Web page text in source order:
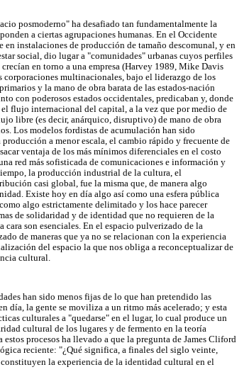
posmoderno" ha desafiado tan fundamentalmente la
a ciertas agrupaciones humanas. En el Occidente
instalaciones de producción de tamaño descomunal, y en
social, dio lugar a "comunidades" urbanas cuyos perfiles
en torno a una empresa (Harvey 1989, Mike Davis
multinacionales, bajo el liderazgo de los
y la mano de obra barata de las estados-nación
con poderosos estados occidentales, predicaban y, donde
flujo internacional del capital, a la vez que por medio de
libre (es decir, anárquico, disruptivo) de mano de obra
Los modelos fordistas de acumulación han sido
a menor escala, el cambio rápido y frecuente de
ventaja de los más mínimos diferenciales en el costo
red más sofisticada de comunicaciones e información y
la producción industrial de la cultura, el
casi global, fue la misma que, de manera algo
Existe hoy en día algo así como una esfera pública
algo estrictamente delimitado y los hace parecer
de solidaridad y de identidad que no requieren de la
son esenciales. En el espacio pulverizado de la
de maneras que ya no se relacionan con la experiencia
del espacio la que nos obliga a reconceptualizar de
cultural.
han sido menos fijas de lo que han pretendido las
día, la gente se moviliza a un ritmo más acelerado; y esta
culturales a "quedarse" en el lugar, lo cual produce un
cultural de los lugares y de fermento en la teoría
procesos ha llevado a que la pregunta de James Cliford
reciente: "¿Qué significa, a finales del siglo veinte,
constituyen la experiencia de la identidad cultural en el